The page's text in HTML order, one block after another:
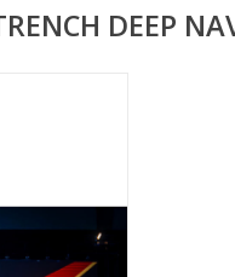
DEEP